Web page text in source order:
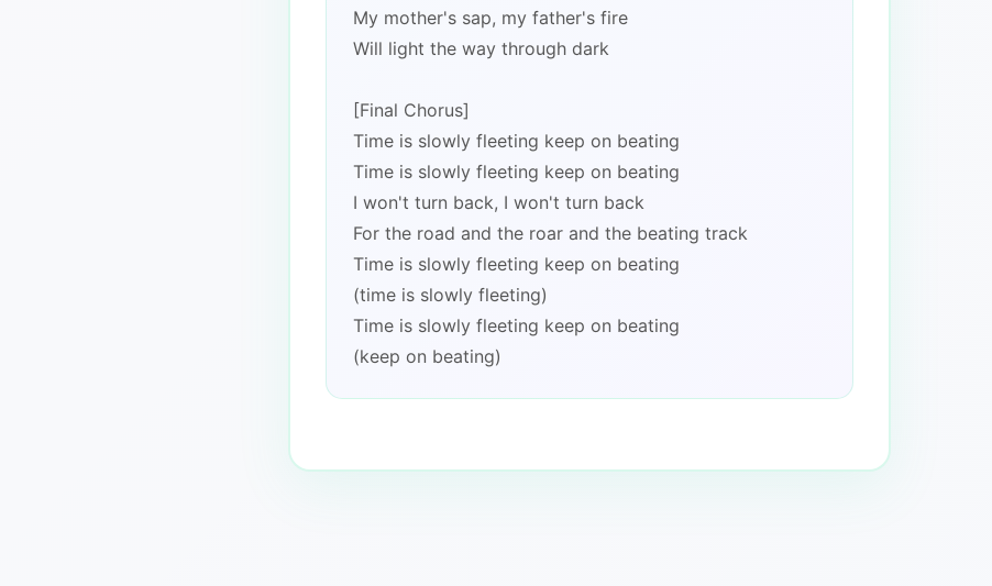
My mother's sap, my father's fire
Will light the way through dark
[Final Chorus]
Time is slowly fleeting keep on beating
Time is slowly fleeting keep on beating
I won't turn back, I won't turn back
For the road and the roar and the beating track
Time is slowly fleeting keep on beating
(time is slowly fleeting)
Time is slowly fleeting keep on beating
(keep on beating)